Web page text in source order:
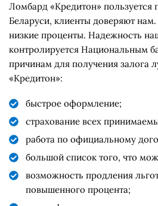
Ломбард «Кредитон» пользуется
Беларуси, клиенты доверяют
низкие проценты. Надежность
контролируется Национальным
причинам для получения залога
«Кредитон»:
быстрое оформление;
страхование всех
работа по официальному
большой список того, что
возможность продления
повышенного процента;